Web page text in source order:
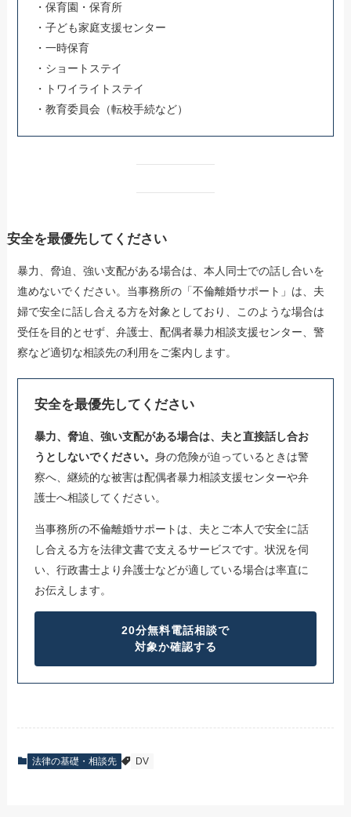
・保育園・保育所
・子ども家庭支援センター
・一時保育
・ショートステイ
・トワイライトステイ
・教育委員会（転校手続など）
安全を最優先してください
暴力、脅迫、強い支配がある場合は、本人同士での話し合いを
進めないでください。当事務所の「不倫離婚サポート」は、夫
婦で安全に話し合える方を対象としており、このような場合は
受任を目的とせず、弁護士、配偶者暴力相談支援センター、警
察など適切な相談先の利用をご案内します。
安全を最優先してください
暴力、脅迫、強い支配がある場合は、夫と直接話し合お
うとしないでください。身の危険が迫っているときは警
察へ、継続的な被害は配偶者暴力相談支援センターや弁
護士へ相談してください。
当事務所の不倫離婚サポートは、夫とご本人で安全に話
し合える方を法律文書で支えるサービスです。状況を伺
い、行政書士より弁護士などが適している場合は率直に
お伝えします。
20分無料電話相談で
対象か確認する
法律の基礎・相談先 DV